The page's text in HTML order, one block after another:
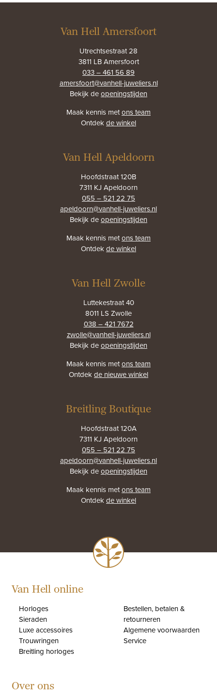
Van Hell Amersfoort
Utrechtsestraat 28
3811 LB Amersfoort
033 – 461 56 89
amersfoort@vanhell-juweliers.nl
Bekijk deopeningstijden
Maak kennis metons team
Ontdekde winkel
Van Hell Apeldoorn
Hoofdstraat 120B
7311 KJ Apeldoorn
055 – 521 22 75
apeldoorn@vanhell-juweliers.nl
Bekijk deopeningstijden
Maak kennis metons team
Ontdekde winkel
Van Hell Zwolle
Luttekestraat 40
8011 LS Zwolle
038 – 421 7672
zwolle@vanhell-juweliers.nl
Bekijk deopeningstijden
Maak kennis metons team
Ontdekde nieuwe winkel
Breitling Boutique
Hoofdstraat 120A
7311 KJ Apeldoorn
055 – 521 22 75
apeldoorn@vanhell-juweliers.nl
Bekijk deopeningstijden
Maak kennis metons team
Ontdekde winkel
Van Hell online
Horloges
Sieraden
Luxe accessoires
Trouwringen
Breitling horloges
Bestellen, betalen &
retourneren
Algemene voorwaarden
Service
Over ons